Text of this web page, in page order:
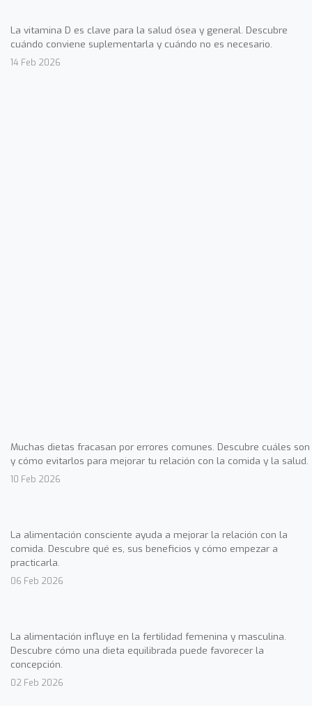
La vitamina D es clave para la salud ósea y general. Descubre
cuándo conviene suplementarla y cuándo no es necesario.
14 Feb 2026
Muchas dietas fracasan por errores comunes. Descubre cuáles son
y cómo evitarlos para mejorar tu relación con la comida y la salud.
10 Feb 2026
La alimentación consciente ayuda a mejorar la relación con la
comida. Descubre qué es, sus beneficios y cómo empezar a
practicarla.
06 Feb 2026
La alimentación influye en la fertilidad femenina y masculina.
Descubre cómo una dieta equilibrada puede favorecer la
concepción.
02 Feb 2026